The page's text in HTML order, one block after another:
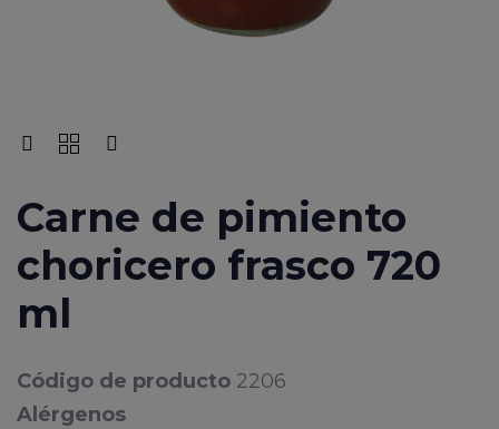
Carne de pimiento
choricero frasco 720
ml
Código de producto 2206
Alérgenos